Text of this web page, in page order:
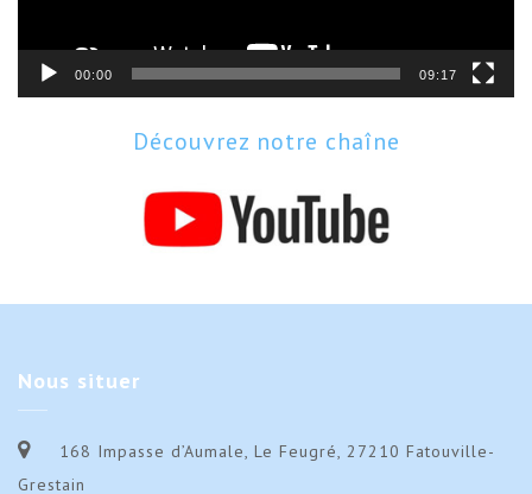
00:00 09:17
Découvrez notre chaîne
Nous situer
168 Impasse d’Aumale, Le Feugré, 27210 Fatouville-
Grestain